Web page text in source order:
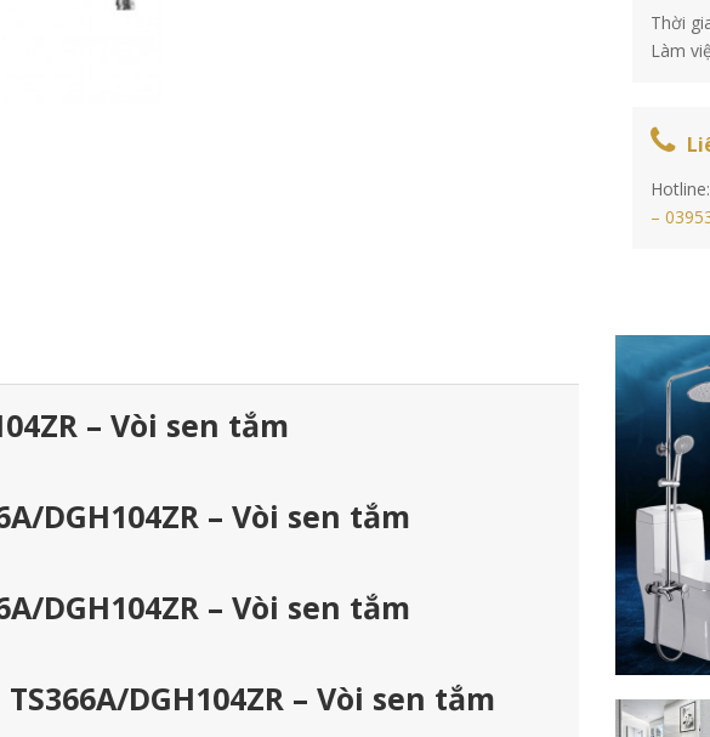
Thời
Làm
Hotline:
–
– Vòi sen tắm
DGH104ZR – Vòi sen tắm
DGH104ZR – Vòi sen tắm
DGH104ZR – Vòi sen tắm